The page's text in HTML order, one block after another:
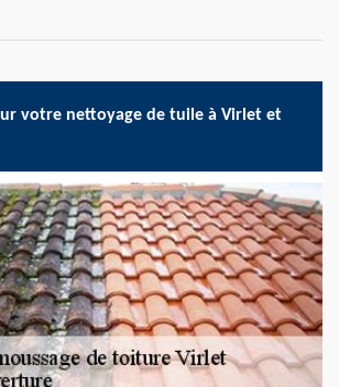
votre nettoyage de tuile à Virlet et